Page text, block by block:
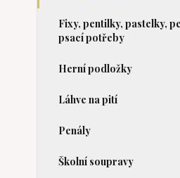
Fixy, pentilky, pastelky,
psací potřeby
Herní podložky
Láhve na pití
Penály
Školní soupravy